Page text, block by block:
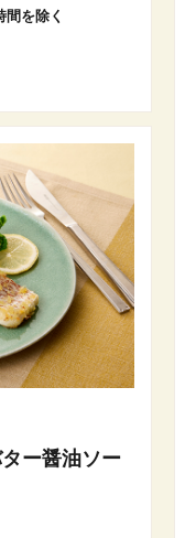
を除く
ー醤油ソー